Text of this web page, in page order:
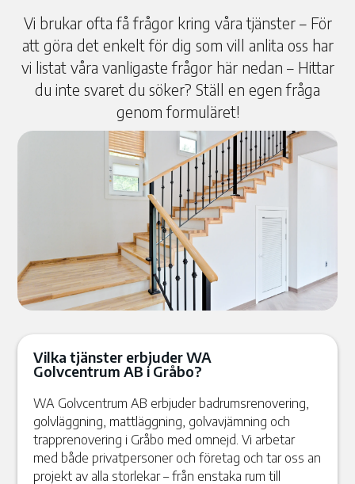
Vi brukar ofta få frågor kring våra tjänster – För
att göra det enkelt för dig som vill anlita oss har
vi listat våra vanligaste frågor här nedan – Hittar
du inte svaret du söker? Ställ en egen fråga
genom formuläret!
Vilka tjänster erbjuder WA
Golvcentrum AB i Gråbo?
WA Golvcentrum AB erbjuder badrumsrenovering,
golvläggning, mattläggning, golvavjämning och
trapprenovering i Gråbo med omnejd. Vi arbetar
med både privatpersoner och företag och tar oss an
projekt av alla storlekar – från enstaka rum till